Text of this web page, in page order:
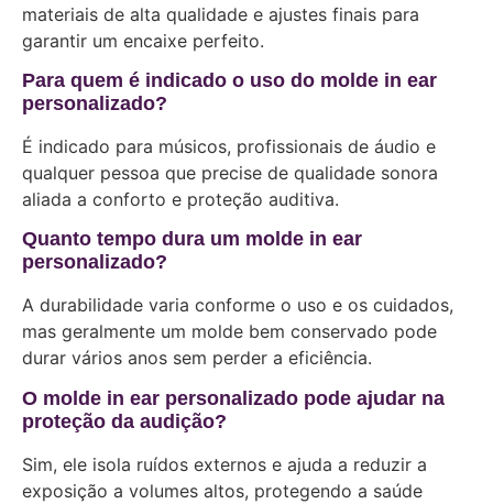
materiais de alta qualidade e ajustes finais para
garantir um encaixe perfeito.
Para quem é indicado o uso do molde in ear
personalizado?
É indicado para músicos, profissionais de áudio e
qualquer pessoa que precise de qualidade sonora
aliada a conforto e proteção auditiva.
Quanto tempo dura um molde in ear
personalizado?
A durabilidade varia conforme o uso e os cuidados,
mas geralmente um molde bem conservado pode
durar vários anos sem perder a eficiência.
O molde in ear personalizado pode ajudar na
proteção da audição?
Sim, ele isola ruídos externos e ajuda a reduzir a
exposição a volumes altos, protegendo a saúde